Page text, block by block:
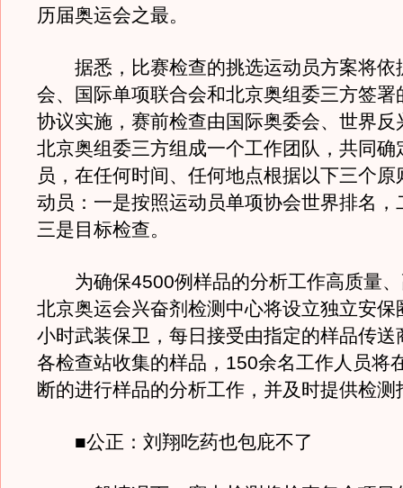
历届奥运会之最。
据悉，比赛检查的挑选运动员方案将依
会、国际单项联合会和北京奥组委三方签署
协议实施，赛前检查由国际奥委会、世界反
北京奥组委三方组成一个工作团队，共同确
员，在任何时间、任何地点根据以下三个原
动员：一是按照运动员单项协会世界排名，
三是目标检查。
为确保4500例样品的分析工作高质量、
北京奥运会兴奋剂检测中心将设立独立安保
小时武装保卫，每日接受由指定的样品传送
各检查站收集的样品，150余名工作人员将
断的进行样品的分析工作，并及时提供检测
■公正：刘翔吃药也包庇不了